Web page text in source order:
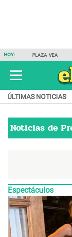
HOY: PLAZA VEA
ÚLTIMAS NOTICIAS
Noticias de
Espectáculos